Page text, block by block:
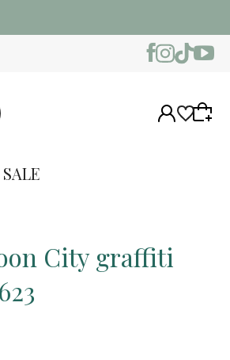
SALE
City graffiti